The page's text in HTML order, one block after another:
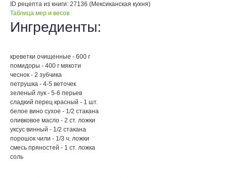
ID рецепта из книги: 27136 (Мексиканская кухня)
Таблица мер и весов
Ингредиенты:
креветки очищенные - 600 г
помидоры - 400 г мякоти
чеснок - 2 зубчика
петрушка - 4-5 веточек
зеленый лук - 5-6 перьев
сладкий перец красный - 1 шт.
белое вино сухое - 1/2 стакана
оливковое масло - 2 ст. ложки
уксус винный - 1/2 стакана
порошок чили - 1/3 ч. ложки
смесь пряностей - 1 ст. ложка
соль